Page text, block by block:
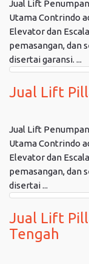
Jual Lift
Utama Contrindo
Elevator dan
pemasangan, dan
disertai garansi. ...
Jual Lift
Jual Lift
Utama Contrindo
Elevator dan
pemasangan, dan
disertai ...
Jual Lift
Tengah